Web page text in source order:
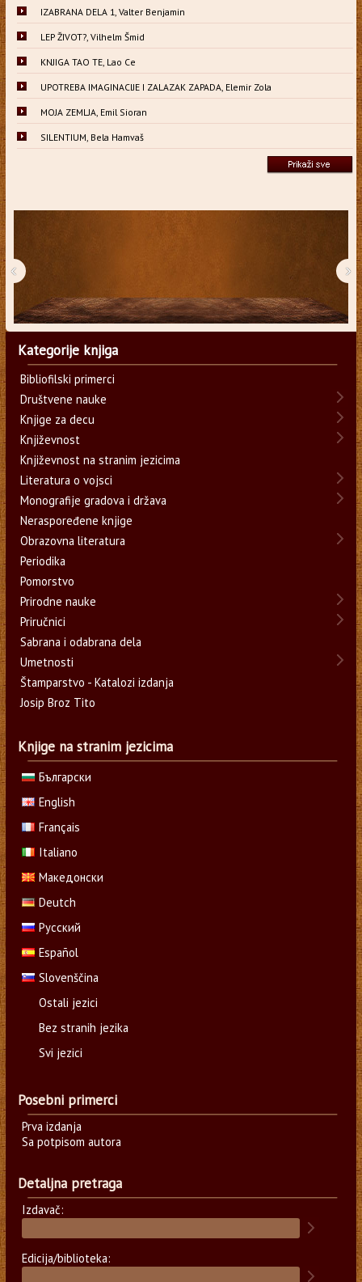
IZABRANA DELA 1, Valter Benjamin
LEP ŽIVOT?, Vilhelm Šmid
KNJIGA TAO TE, Lao Ce
UPOTREBA IMAGINACIJE I ZALAZAK ZAPADA, Elemir Zola
MOJA ZEMLJA, Emil Sioran
SILENTIUM, Bela Hamvaš
‹ ›
Kategorije knjiga
Bibliofilski primerci
Društvene nauke
Knjige za decu
Književnost
Književnost na stranim jezicima
Literatura o vojsci
Monografije gradova i država
Neraspoređene knjige
Obrazovna literatura
Periodika
Pomorstvo
Prirodne nauke
Priručnici
Sabrana i odabrana dela
Umetnosti
Štamparstvo - Katalozi izdanja
Josip Broz Tito
Knjige na stranim jezicima
Български
English
Français
Italiano
Македонски
Deutch
Русский
Español
Slovenščina
Ostali jezici
Bez stranih jezika
Svi jezici
Posebni primerci
Prva izdanja
Sa potpisom autora
Detaljna pretraga
Izdavač:
Edicija/biblioteka: